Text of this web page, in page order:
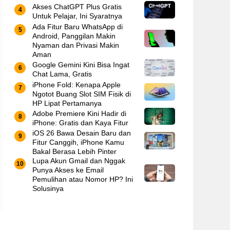
Akses ChatGPT Plus Gratis
Untuk Pelajar, Ini Syaratnya
Ada Fitur Baru WhatsApp di
Android, Panggilan Makin
Nyaman dan Privasi Makin
Aman
Google Gemini Kini Bisa Ingat
Chat Lama, Gratis
iPhone Fold: Kenapa Apple
Ngotot Buang Slot SIM Fisik di
HP Lipat Pertamanya
Adobe Premiere Kini Hadir di
iPhone: Gratis dan Kaya Fitur
iOS 26 Bawa Desain Baru dan
Fitur Canggih, iPhone Kamu
Bakal Berasa Lebih Pinter
Lupa Akun Gmail dan Nggak
Punya Akses ke Email
Pemulihan atau Nomor HP? Ini
Solusinya